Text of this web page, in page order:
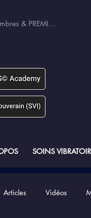
& PREMIUM
SOINS
Articles Vidéos